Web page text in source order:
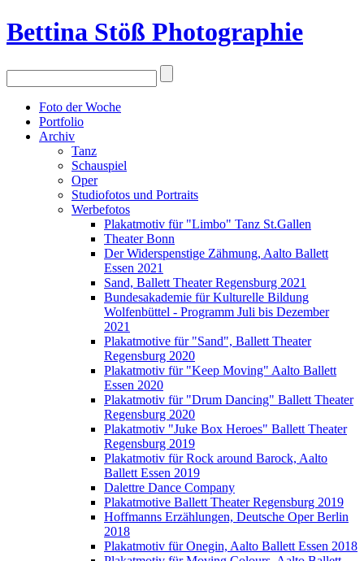
Bettina Stöß Photographie
Foto der Woche
Portfolio
Archiv
Tanz
Schauspiel
Oper
Studiofotos und Portraits
Werbefotos
Plakatmotiv für "Limbo" Tanz St.Gallen
Theater Bonn
Der Widerspenstige Zähmung, Aalto Ballett
Essen 2021
Sand, Ballett Theater Regensburg 2021
Bundesakademie für Kulturelle Bildung
Wolfenbüttel - Programm Juli bis Dezember
2021
Plakatmotive für "Sand", Ballett Theater
Regensburg 2020
Plakatmotiv für "Keep Moving" Aalto Ballett
Essen 2020
Plakatmotiv für "Drum Dancing" Ballett Theater
Regensburg 2020
Plakatmotiv "Juke Box Heroes" Ballett Theater
Regensburg 2019
Plakatmotiv für Rock around Barock, Aalto
Ballett Essen 2019
Dalettre Dance Company
Plakatmotive Ballett Theater Regensburg 2019
Hoffmanns Erzählungen, Deutsche Oper Berlin
2018
Plakatmotiv für Onegin, Aalto Ballett Essen 2018